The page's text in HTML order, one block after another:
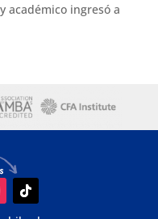
académico ingresó a